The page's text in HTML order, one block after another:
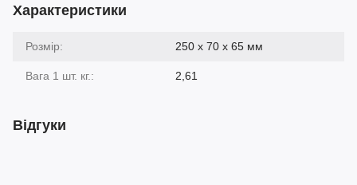
Характеристики
Розмір: 250 х 70 х 65 мм
Вага 1 шт. кг.: 2,61
Відгуки